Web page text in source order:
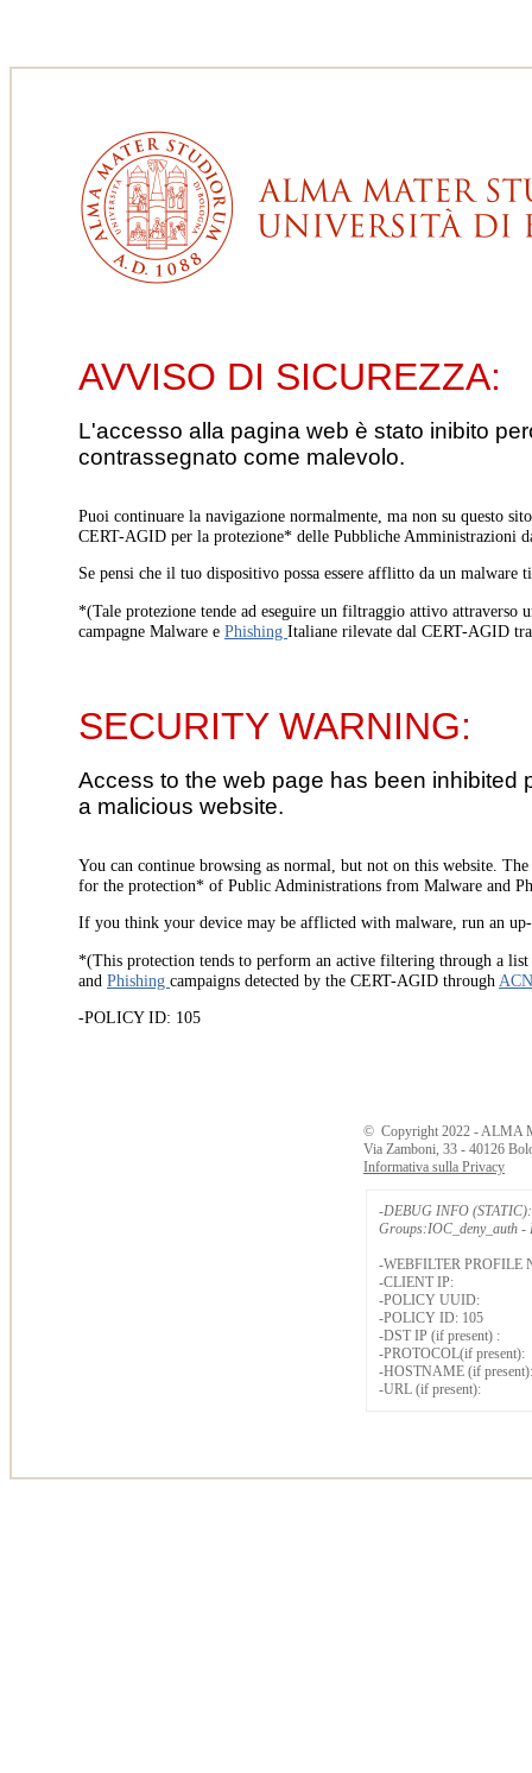
AVVISO DI SICUREZZA:
L'accesso alla pagina web è stato inibito
contrassegnato come malevolo.
Puoi continuare la navigazione normalmente, ma non su questo
CERT-AGID per la protezione* delle Pubbliche Amministrazioni
Se pensi che il tuo dispositivo possa essere afflitto da un
*(Tale protezione tende ad eseguire un filtraggio attivo
campagne Malware e Phishing Italiane rilevate dal CERT-AGID
SECURITY WARNING:
Access to the web page has been
a malicious website.
You can continue browsing as normal, but not on this website.
for the protection* of Public Administrations from Malware and
If you think your device may be afflicted with malware, run an
*(This protection tends to perform an active filtering through a
and Phishing campaigns detected by the CERT-AGID through
-POLICY ID: 105
© Copyright 2022 - ALMA
Via Zamboni, 33 - 40126
Informativa sulla Privacy
-DEBUG INFO (STATIC):
Groups:IOC_deny_auth -
-WEBFILTER PROFILE
-CLIENT IP:
-POLICY UUID:
-POLICY ID: 105
-DST IP (if present) :
-PROTOCOL(if present):
-HOSTNAME (if present):
-URL (if present):